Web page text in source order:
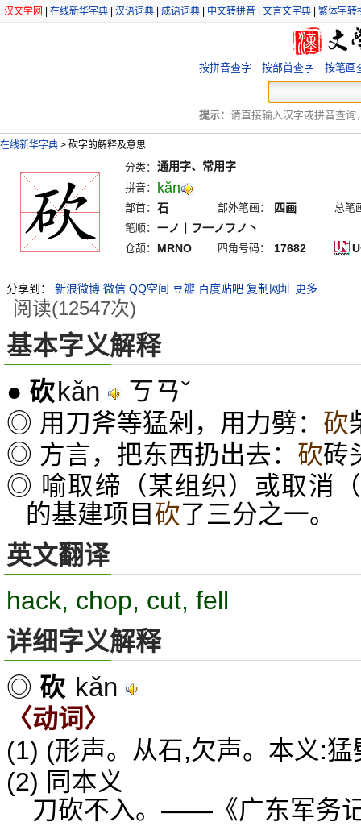
汉文学网 在线新华字典 汉语词典 成语词典 中文转拼音 文言文字典 繁体字转
按拼音查字 按部首查字 按笔画
提示： 请直接输入汉字或拼音查询
在线新华字典 > 砍字的解释及意思
分类： 通用字、常用字
拼音： kăn
部首： 石 部外笔画： 四画
总笔
笔顺： 一ノ丨フ一ノフノ丶
仓颉： MRNO 四角号码： 17682
分享到： 新浪微博 微信 QQ空间 豆瓣 百度贴吧 复制网址 更多
阅读(12547次)
基本字义解释
● 砍kǎn ㄎㄢˇ
◎ 用刀斧等猛剁，用力劈： 砍
◎ 方言，把东西扔出去： 砍砖
◎ 喻取缔（某组织）或取消
的基建项目 砍了三分之一。
英文翻译
hack, chop, cut, fell
详细字义解释
◎ 砍 kǎn
〈动词〉
(1) (形声。从石,欠声。本义:猛
(2) 同本义
刀砍不入。——《广东军务